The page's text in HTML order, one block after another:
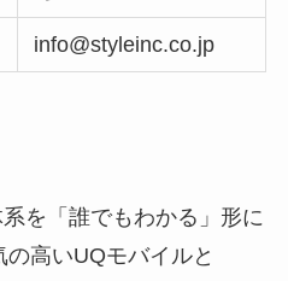
info@styleinc.co.jp
を「誰でもわかる」形に
高いUQモバイルと